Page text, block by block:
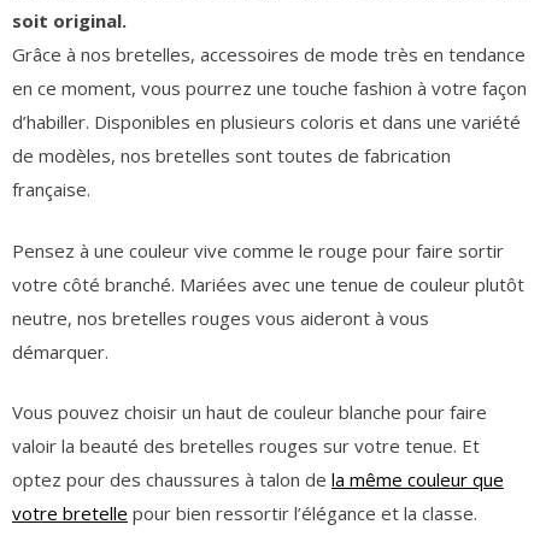
soit original.
Grâce à nos bretelles, accessoires de mode très en tendance
en ce moment, vous pourrez une touche fashion à votre façon
d’habiller. Disponibles en plusieurs coloris et dans une variété
de modèles, nos bretelles sont toutes de fabrication
française.
Pensez à une couleur vive comme le rouge pour faire sortir
votre côté branché. Mariées avec une tenue de couleur plutôt
neutre, nos bretelles rouges vous aideront à vous
démarquer.
Vous pouvez choisir un haut de couleur blanche pour faire
valoir la beauté des bretelles rouges sur votre tenue. Et
optez pour des chaussures à talon de la même couleur que
votre bretelle pour bien ressortir l’élégance et la classe.